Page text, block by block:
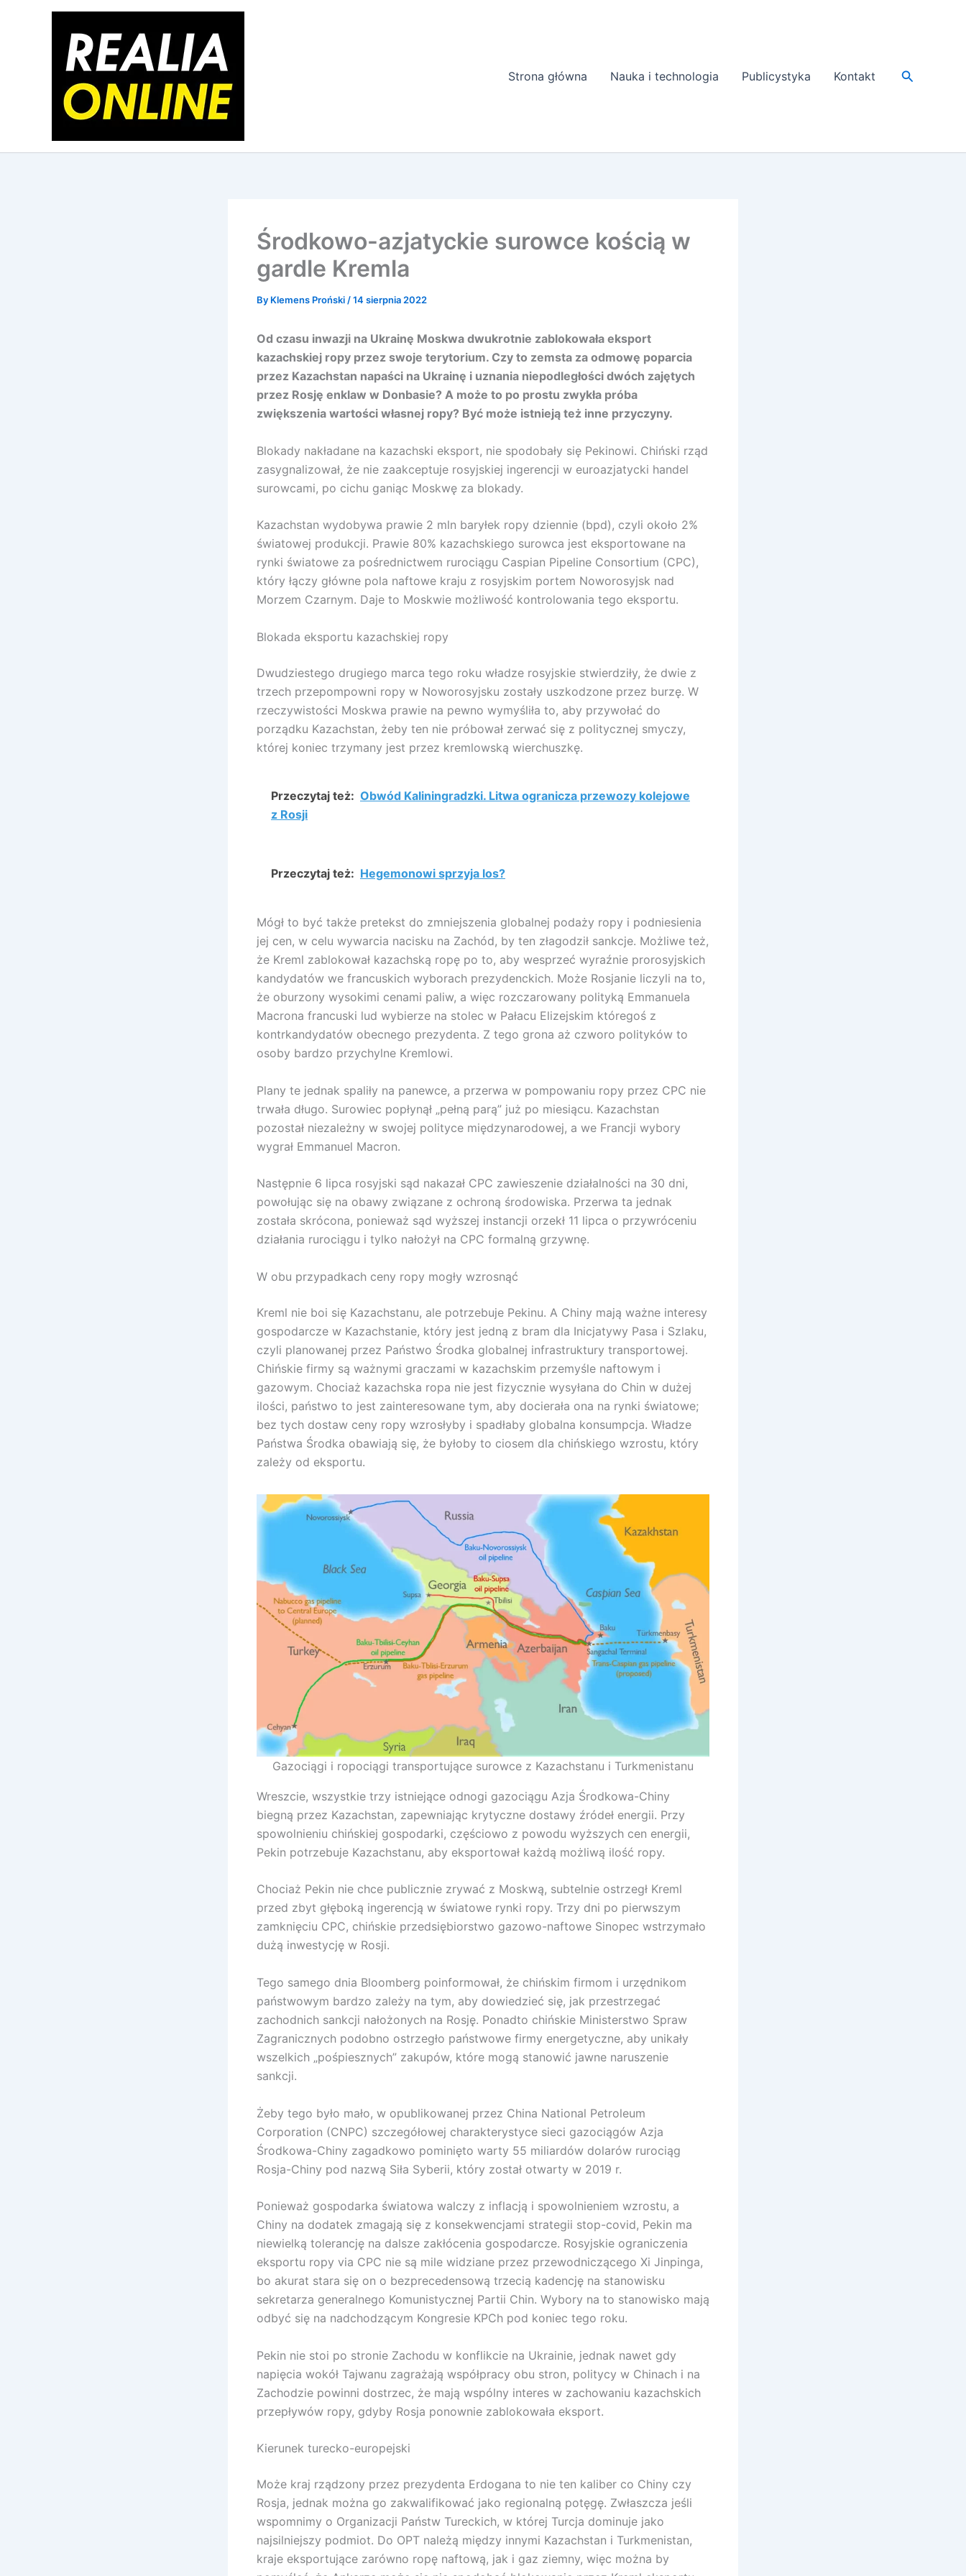
Strona główna Nauka i technologia Publicystyka Kontakt Search
Środkowo-azjatyckie surowce kością w
gardle Kremla
By Klemens Proński /14 sierpnia 2022
Od czasu inwazji na Ukrainę Moskwa dwukrotnie zablokowała eksport
kazachskiej ropy przez swoje terytorium. Czy to zemsta za odmowę poparcia
przez Kazachstan napaści na Ukrainę i uznania niepodległości dwóch zajętych
przez Rosję enklaw w Donbasie? A może to po prostu zwykła próba
zwiększenia wartości własnej ropy? Być może istnieją też inne przyczyny.
Blokady nakładane na kazachski eksport, nie spodobały się Pekinowi. Chiński rząd
zasygnalizował, że nie zaakceptuje rosyjskiej ingerencji w euroazjatycki handel
surowcami, po cichu ganiąc Moskwę za blokady.
Kazachstan wydobywa prawie 2 mln baryłek ropy dziennie (bpd), czyli około 2%
światowej produkcji. Prawie 80% kazachskiego surowca jest eksportowane na
rynki światowe za pośrednictwem rurociągu Caspian Pipeline Consortium (CPC),
który łączy główne pola naftowe kraju z rosyjskim portem Noworosyjsk nad
Morzem Czarnym. Daje to Moskwie możliwość kontrolowania tego eksportu.
Blokada eksportu kazachskiej ropy
Dwudziestego drugiego marca tego roku władze rosyjskie stwierdziły, że dwie z
trzech przepompowni ropy w Noworosyjsku zostały uszkodzone przez burzę. W
rzeczywistości Moskwa prawie na pewno wymyśliła to, aby przywołać do
porządku Kazachstan, żeby ten nie próbował zerwać się z politycznej smyczy,
której koniec trzymany jest przez kremlowską wierchuszkę.
Przeczytaj też: Obwód Kaliningradzki. Litwa ogranicza przewozy kolejowe
z Rosji
Przeczytaj też: Hegemonowi sprzyja los?
Mógł to być także pretekst do zmniejszenia globalnej podaży ropy i podniesienia
jej cen, w celu wywarcia nacisku na Zachód, by ten złagodził sankcje. Możliwe też,
że Kreml zablokował kazachską ropę po to, aby wesprzeć wyraźnie prorosyjskich
kandydatów we francuskich wyborach prezydenckich. Może Rosjanie liczyli na to,
że oburzony wysokimi cenami paliw, a więc rozczarowany polityką Emmanuela
Macrona francuski lud wybierze na stolec w Pałacu Elizejskim któregoś z
kontrkandydatów obecnego prezydenta. Z tego grona aż czworo polityków to
osoby bardzo przychylne Kremlowi.
Plany te jednak spaliły na panewce, a przerwa w pompowaniu ropy przez CPC nie
trwała długo. Surowiec popłynął „pełną parą” już po miesiącu. Kazachstan
pozostał niezależny w swojej polityce międzynarodowej, a we Francji wybory
wygrał Emmanuel Macron.
Następnie 6 lipca rosyjski sąd nakazał CPC zawieszenie działalności na 30 dni,
powołując się na obawy związane z ochroną środowiska. Przerwa ta jednak
została skrócona, ponieważ sąd wyższej instancji orzekł 11 lipca o przywróceniu
działania rurociągu i tylko nałożył na CPC formalną grzywnę.
W obu przypadkach ceny ropy mogły wzrosnąć
Kreml nie boi się Kazachstanu, ale potrzebuje Pekinu. A Chiny mają ważne interesy
gospodarcze w Kazachstanie, który jest jedną z bram dla Inicjatywy Pasa i Szlaku,
czyli planowanej przez Państwo Środka globalnej infrastruktury transportowej.
Chińskie firmy są ważnymi graczami w kazachskim przemyśle naftowym i
gazowym. Chociaż kazachska ropa nie jest fizycznie wysyłana do Chin w dużej
ilości, państwo to jest zainteresowane tym, aby docierała ona na rynki światowe;
bez tych dostaw ceny ropy wzrosłyby i spadłaby globalna konsumpcja. Władze
Państwa Środka obawiają się, że byłoby to ciosem dla chińskiego wzrostu, który
zależy od eksportu.
Gazociągi i ropociągi transportujące surowce z Kazachstanu i Turkmenistanu
Wreszcie, wszystkie trzy istniejące odnogi gazociągu Azja Środkowa-Chiny
biegną przez Kazachstan, zapewniając krytyczne dostawy źródeł energii. Przy
spowolnieniu chińskiej gospodarki, częściowo z powodu wyższych cen energii,
Pekin potrzebuje Kazachstanu, aby eksportował każdą możliwą ilość ropy.
Chociaż Pekin nie chce publicznie zrywać z Moskwą, subtelnie ostrzegł Kreml
przed zbyt głęboką ingerencją w światowe rynki ropy. Trzy dni po pierwszym
zamknięciu CPC, chińskie przedsiębiorstwo gazowo-naftowe Sinopec wstrzymało
dużą inwestycję w Rosji.
Tego samego dnia Bloomberg poinformował, że chińskim firmom i urzędnikom
państwowym bardzo zależy na tym, aby dowiedzieć się, jak przestrzegać
zachodnich sankcji nałożonych na Rosję. Ponadto chińskie Ministerstwo Spraw
Zagranicznych podobno ostrzegło państwowe firmy energetyczne, aby unikały
wszelkich „pośpiesznych” zakupów, które mogą stanowić jawne naruszenie
sankcji.
Żeby tego było mało, w opublikowanej przez China National Petroleum
Corporation (CNPC) szczegółowej charakterystyce sieci gazociągów Azja
Środkowa-Chiny zagadkowo pominięto warty 55 miliardów dolarów rurociąg
Rosja-Chiny pod nazwą Siła Syberii, który został otwarty w 2019 r.
Ponieważ gospodarka światowa walczy z inflacją i spowolnieniem wzrostu, a
Chiny na dodatek zmagają się z konsekwencjami strategii stop-covid, Pekin ma
niewielką tolerancję na dalsze zakłócenia gospodarcze. Rosyjskie ograniczenia
eksportu ropy via CPC nie są mile widziane przez przewodniczącego Xi Jinpinga,
bo akurat stara się on o bezprecedensową trzecią kadencję na stanowisku
sekretarza generalnego Komunistycznej Partii Chin. Wybory na to stanowisko mają
odbyć się na nadchodzącym Kongresie KPCh pod koniec tego roku.
Pekin nie stoi po stronie Zachodu w konflikcie na Ukrainie, jednak nawet gdy
napięcia wokół Tajwanu zagrażają współpracy obu stron, politycy w Chinach i na
Zachodzie powinni dostrzec, że mają wspólny interes w zachowaniu kazachskich
przepływów ropy, gdyby Rosja ponownie zablokowała eksport.
Kierunek turecko-europejski
Może kraj rządzony przez prezydenta Erdogana to nie ten kaliber co Chiny czy
Rosja, jednak można go zakwalifikować jako regionalną potęgę. Zwłaszcza jeśli
wspomnimy o Organizacji Państw Tureckich, w której Turcja dominuje jako
najsilniejszy podmiot. Do OPT należą między innymi Kazachstan i Turkmenistan,
kraje eksportujące zarówno ropę naftową, jak i gaz ziemny, więc można by